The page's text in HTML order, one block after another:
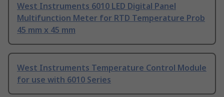
West Instruments 6010 LED Digital Panel
Multifunction Meter for RTD Temperature Prob
45 mm x 45 mm
West Instruments Temperature Control Module
for use with 6010 Series